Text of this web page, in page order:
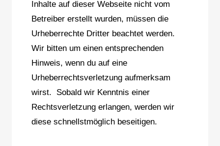
Inhalte auf dieser Webseite nicht vom
Betreiber erstellt wurden, müssen die
Urheberrechte Dritter beachtet werden.
Wir bitten um einen entsprechenden
Hinweis, wenn du auf eine
Urheberrechtsverletzung aufmerksam
wirst. Sobald wir Kenntnis einer
Rechtsverletzung erlangen, werden wir
diese schnellstmöglich beseitigen.